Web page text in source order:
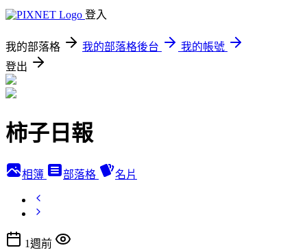
登入
我的部落格 我的部落格後台
我的帳號
登出
柿子日報
相簿 部落格 名片
1週前